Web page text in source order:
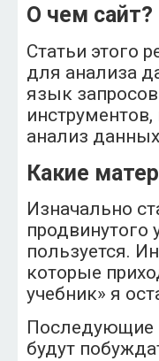
О чем сайт?
Статьи этого
для анализа
язык
инструментов,
анализ
Какие
Изначально
продвинутого
пользуется.
которые
учебник» я
Последующие
будут